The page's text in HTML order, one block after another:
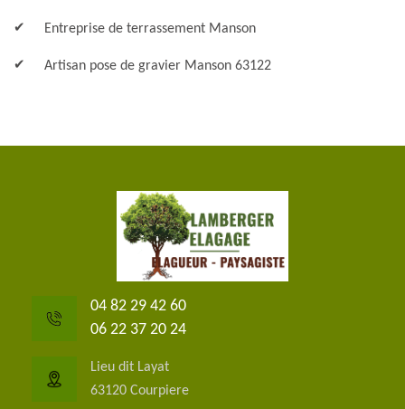
Entreprise de terrassement Manson
Artisan pose de gravier Manson 63122
04 82 29 42 60
06 22 37 20 24
Lieu dit Layat
63120 Courpiere